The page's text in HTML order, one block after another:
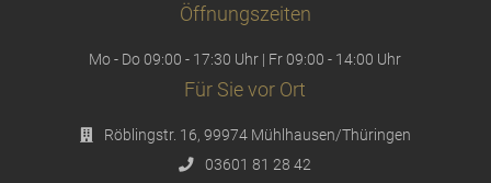
Öffnungszeiten
Mo - Do 09:00 - 17:30 Uhr | Fr 09:00 - 14:00 Uhr
Für Sie vor Ort
Röblingstr. 16, 99974 Mühlhausen/Thüringen
03601 81 28 42